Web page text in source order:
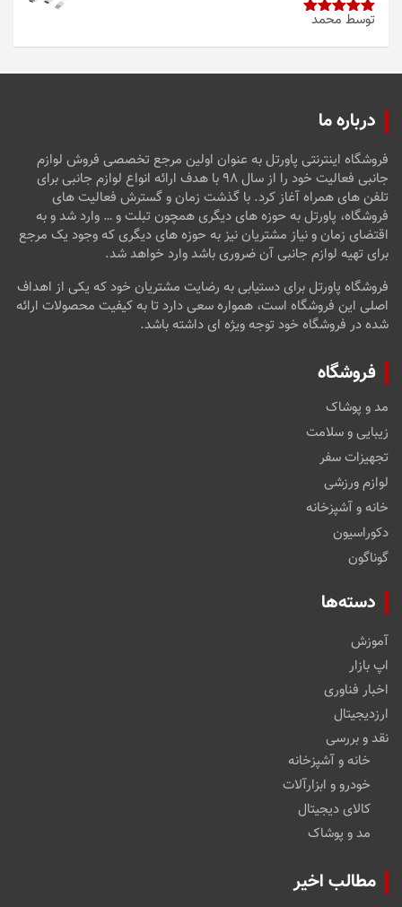
امتیاز5از
توسط محمد
درباره ما
فروشگاه اینترنتی پاورتل به عنوان اولین مرجع تخصصی فروش لوازم
جانبی فعالیت خود را از سال ۹۸ با هدف ارائه انواع لوازم جانبی برای
تلفن های همراه آغاز کرد. با گذشت زمان و گسترش فعالیت های
فروشگاه، پاورتل به حوزه های دیگری همچون تبلت و … وارد شد و به
اقتضای زمان و نیاز مشتریان نیز به حوزه های دیگری که وجود یک مرجع
برای تهیه لوازم جانبی آن ضروری باشد وارد خواهد شد.
فروشگاه پاورتل برای دستیابی به رضایت مشتریان خود که یکی از اهداف
اصلی این فروشگاه است، همواره سعی دارد تا به کیفیت محصولات ارائه
شده در فروشگاه خود توجه ویژه ای داشته باشد.
فروشگاه
مد و پوشاک
زیبایی و سلامت
تجهیزات سفر
لوازم ورزشی
خانه و آشپزخانه
دکوراسیون
گوناگون
دسته‌ها
آموزش
اپ بازار
اخبار فناوری
ارزدیجیتال
نقد و بررسی
خانه و آشپزخانه
خودرو و ابزارآلات
کالای دیجیتال
مد و پوشاک
مطالب اخیر